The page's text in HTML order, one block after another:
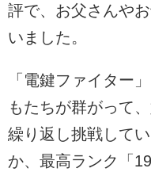
評で、お父さんや
いました。
「電鍵ファイター
もたちが群がって
繰り返し挑戦して
か、最高ランク「